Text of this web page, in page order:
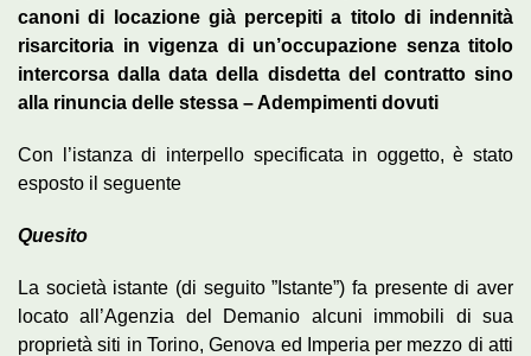
canoni di locazione già percepiti a titolo di indennità
risarcitoria in vigenza di un’occupazione senza titolo
intercorsa dalla data della disdetta del contratto sino
alla rinuncia delle stessa – Adempimenti dovuti
Con l’istanza di interpello specificata in oggetto, è stato
esposto il seguente
Quesito
La società istante (di seguito ”Istante”) fa presente di aver
locato all’Agenzia del Demanio alcuni immobili di sua
proprietà siti in Torino, Genova ed Imperia per mezzo di atti